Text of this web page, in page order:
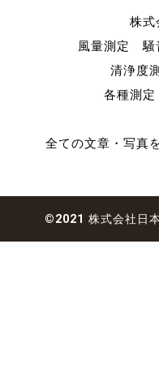
株式
風量測定
清浄度
各種測定
全ての文章・写真
©2021 株式会社日